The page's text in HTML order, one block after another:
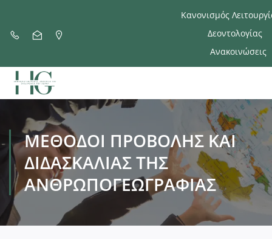
Κανονισμός
Δεοντολογίας
Ανακοινώσεις
ΜΈΘΟΔΟΙ ΠΡΟΒΟΛΉΣ ΚΑΙ
ΔΙΔΑΣΚΑΛΊΑΣ ΤΗΣ
ΑΝΘΡΩΠΟΓΕΩΓΡΑΦΊΑΣ